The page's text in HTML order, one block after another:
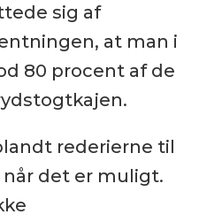
sig af
at man i
80 procent af de
rederierne til
det er muligt.